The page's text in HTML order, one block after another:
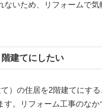
ないため、リフォームで
建てにしたい
）の住居を2階建てにす
す。リフォーム工事のなか